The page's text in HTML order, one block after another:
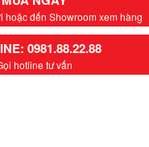
hoặc đến Showroom xem hàng
0981.88.22.88
hotline tư vấn